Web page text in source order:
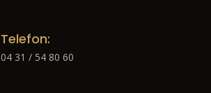
Telefon:
04 31 / 54 80 60